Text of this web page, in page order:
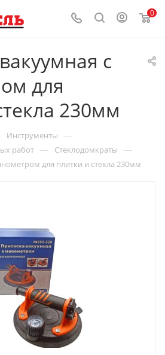
0
с
для
230мм
Инструменты —
работ — Стеклодомкраты —
для плитки и стекла 230мм